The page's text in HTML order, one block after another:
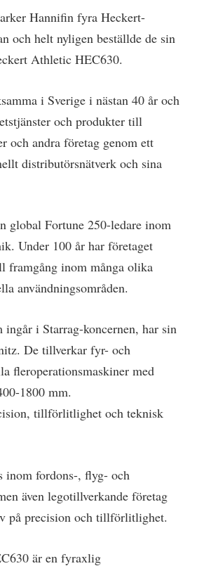
Hannifin fyra Heckert-
och helt nyligen beställde de sin
Athletic HEC630.
i Sverige i nästan 40 år och
och produkter till
och andra företag genom ett
distributörsnätverk och sina
global Fortune 250-ledare inom
Under 100 år har företaget
framgång inom många olika
användningsområden.
i Starrag-koncernen, har sin
De tillverkar fyr- och
fleroperationsmaskiner med
1800 mm.
tillförlitlighet och teknisk
inom fordons-, flyg- och
även legotillverkande företag
på precision och tillförlitlighet.
är en fyraxlig